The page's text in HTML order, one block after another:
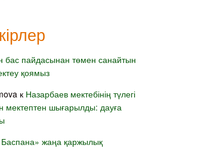
бас пайдасынан төмен санайтын
қоямыз
к Назарбаев мектебінің түлегі
мектептен шығарылды: дауға
жаңа қаржылық